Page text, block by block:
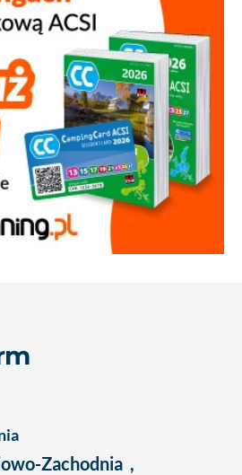
Zachodnia ,